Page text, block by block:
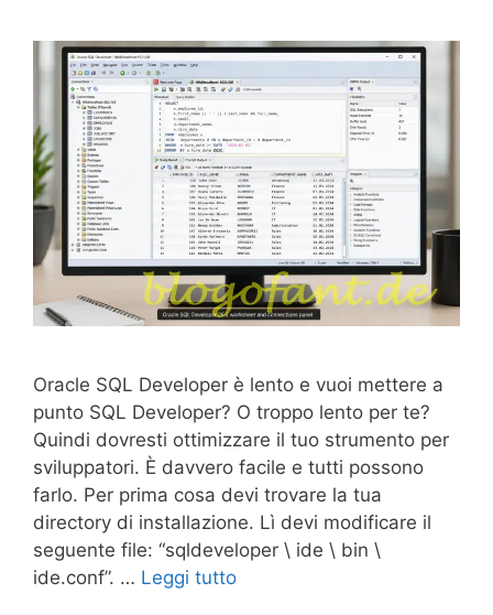
Oracle SQL Developer è lento e vuoi mettere a
punto SQL Developer? O troppo lento per te?
Quindi dovresti ottimizzare il tuo strumento per
sviluppatori. È davvero facile e tutti possono
farlo. Per prima cosa devi trovare la tua
directory di installazione. Lì devi modificare il
seguente file: “sqldeveloper \ ide \ bin \
ide.conf”. … Leggi tutto